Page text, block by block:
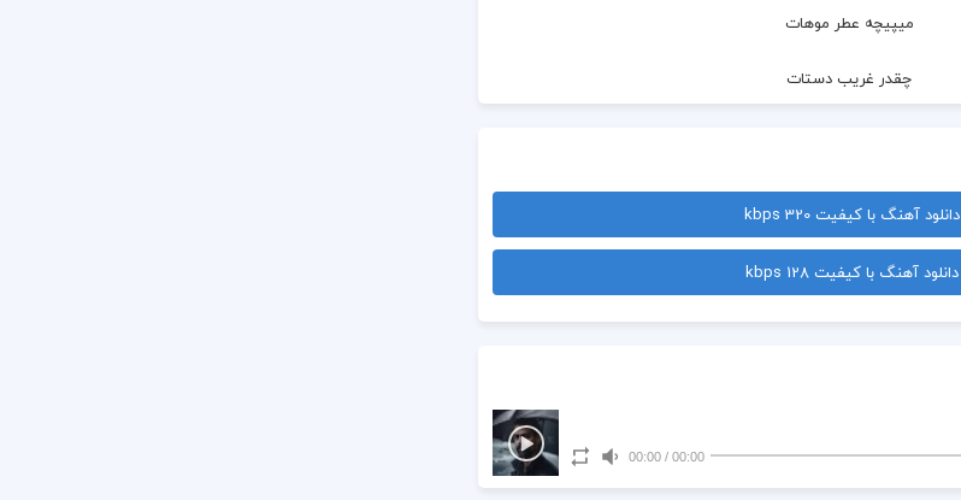
میپیچه عطر موهات
چقدر غریب دستات
منم به یاد چشمات
صدای من تو هستی
توو این شبای مستی
دانلود آهنگ با کیفیت 320 kbps
دانلود آهنگ با کیفیت 128 kbps
00:00
/
00:00